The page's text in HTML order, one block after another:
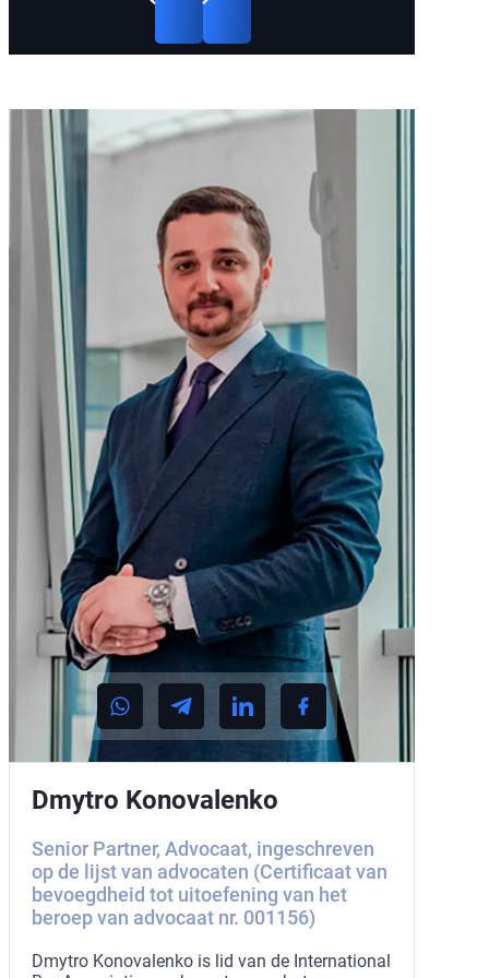
tygodnie.
zrozumieć, jakie
Konsultacja była
wyjaśnili nam
różnicę między
rodzajami
wniosków i jak
można je
zakwestionować.
Informacje
wstępne były dla
nas kluczowe.
się
Dmytro Konovalenko
Senior Partner, Advocaat, ingeschreven
op de lijst van advocaten (Certificaat van
bevoegdheid tot uitoefening van het
beroep van advocaat nr. 001156)
Dmytro Konovalenko is lid van de International